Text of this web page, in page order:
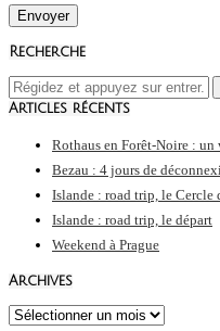
Recherche
Articles récents
Rothaus en Forêt-Noire : un
Bezau : 4 jours de
Islande : road trip, le Cercle
Islande : road trip, le départ
Weekend à Prague
Archives
Archives